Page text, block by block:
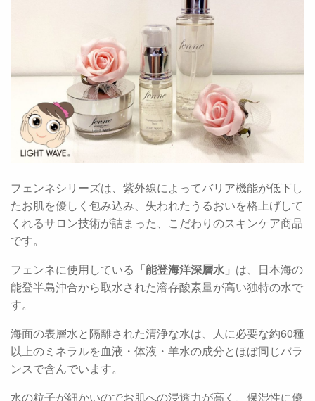
フェンネシリーズは、紫外線によってバリア機能が低下し
たお肌を優しく包み込み、失われたうるおいを格上げして
くれるサロン技術が詰まった、こだわりのスキンケア商品
です。
フェンネに使用している 「能登海洋深層水」 は、日本海の
能登半島沖合から取水された溶存酸素量が高い独特の水で
す。
海面の表層水と隔離された清浄な水は、人に必要な約60種
以上のミネラルを血液・体液・羊水の成分とほぼ同じバラ
ンスで含んでいます。
水の粒子が細かいのでお肌への浸透力が高く、保湿性に優